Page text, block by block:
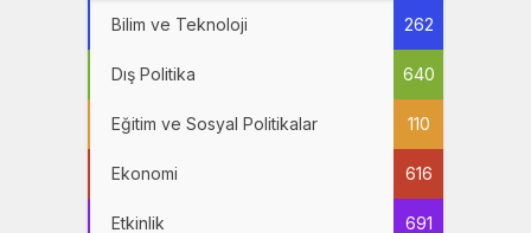
Bilim ve Teknoloji 262
Dış Politika 640
Eğitim ve Sosyal Politikalar 110
Ekonomi 616
Etkinlik 691